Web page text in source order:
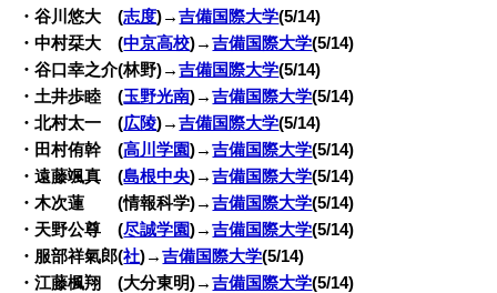
・谷川悠大 (志度)→吉備国際大学(5/14)
・中村栞大 (中京高校)→吉備国際大学(5/14)
・谷口幸之介(林野)→吉備国際大学(5/14)
・土井歩睦 (玉野光南)→吉備国際大学(5/14)
・北村太一 (広陵)→吉備国際大学(5/14)
・田村侑幹 (高川学園)→吉備国際大学(5/14)
・遠藤颯真 (島根中央)→吉備国際大学(5/14)
・木次蓮 (情報科学)→吉備国際大学(5/14)
・天野公尊 (尽誠学園)→吉備国際大学(5/14)
・服部祥氣郎(社)→吉備国際大学(5/14)
・江藤楓翔 (大分東明)→吉備国際大学(5/14)